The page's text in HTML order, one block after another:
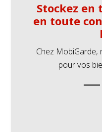
Stockez
en toute
Chez MobiGarde,
pour vos